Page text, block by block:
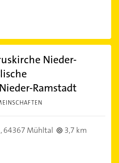
Nieder-
Ramstadt
64367 Mühltal
3,7 km